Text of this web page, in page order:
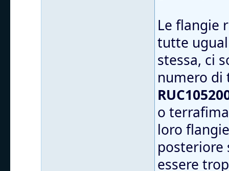
Le flangie
tutte
stessa, ci
numero
o
loro
posteriore
essere